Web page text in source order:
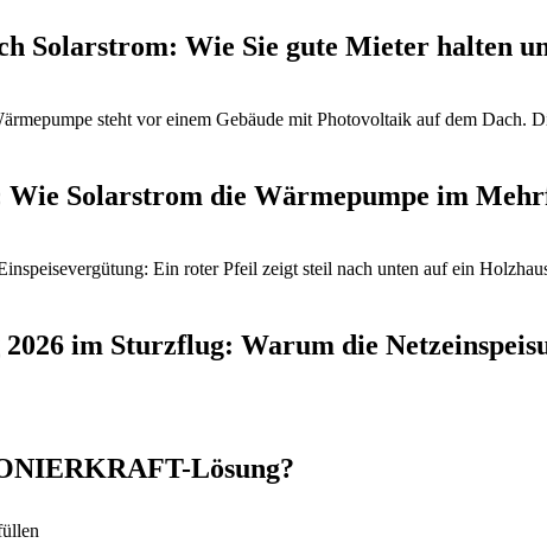
Solarstrom: Wie Sie gute Mieter halten
Wie Solarstrom die Wärmepumpe im
2026 im Sturzflug: Warum die
Lösung?